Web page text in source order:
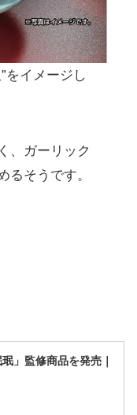
をイメージし
、ガーリック
るそうです。
」監修商品を発売｜